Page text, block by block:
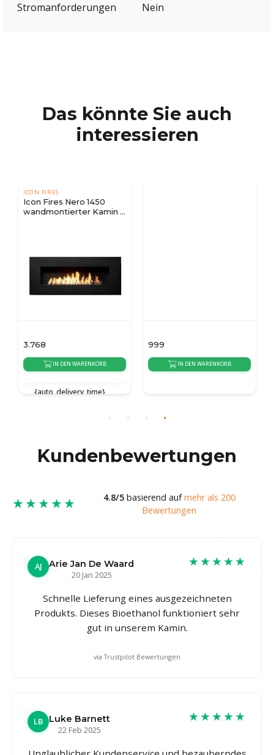
Stromanforderungen
Nein
Das könnte Sie auch
interessieren
ICON FIRES
Icon Fires Nero 1450
wandmontierter Kamin -
3.768
IN DEN WARENKORB
{auto_delivery_time}
999
IN DEN WARENKORB
Kundenbewertungen
★★★★★ 4.8/5basierend aufmehr als 200
Bewertungen
AJ
Arie Jan De Waard
20 Jan 2025
★★★★★
Schnelle Lieferung eines ausgezeichneten
Produkts. Dieses Bioethanol funktioniert sehr
gut in unserem Kamin.
via Trustpilot Bewertungen
LB
Luke Barnett
22 Feb 2025
★★★★★